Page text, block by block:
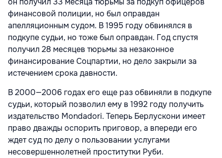
финансовой полиции, но был оправдан
апелляционным судом. В 1995 году обвинялся в
подкупе судьи, но тоже был оправдан. Год спустя
получил 28 месяцев тюрьмы за незаконное
финансирование Соцпартии, но дело закрыли за
истечением срока давности.
В 2000—2006 годах его еще раз обвиняли в подкупе
судьи, который позволил ему в 1992 году получить
издательство Mondadori. Теперь Берлускони имеет
право дважды оспорить приговор, а впереди его
ждет суд по делу о пользовании услугами
несовершеннолетней проститутки Руби.